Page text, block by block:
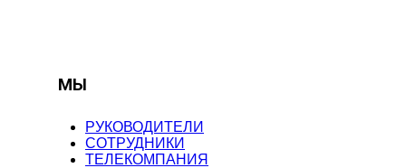
МЫ
РУКОВОДИТЕЛИ
СОТРУДНИКИ
ТЕЛЕКОМПАНИЯ